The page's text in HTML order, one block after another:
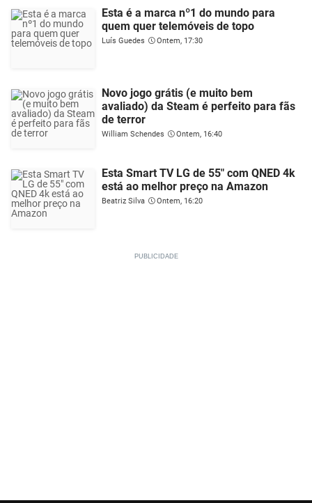
Esta é a marca nº1 do mundo para
quem quer telemóveis de topo
Luís Guedes Ontem, 17:30
Novo jogo grátis (e muito bem
avaliado) da Steam é perfeito para fãs
de terror
William Schendes Ontem, 16:40
Esta Smart TV LG de 55" com QNED 4k
está ao melhor preço na Amazon
Beatriz Silva Ontem, 16:20